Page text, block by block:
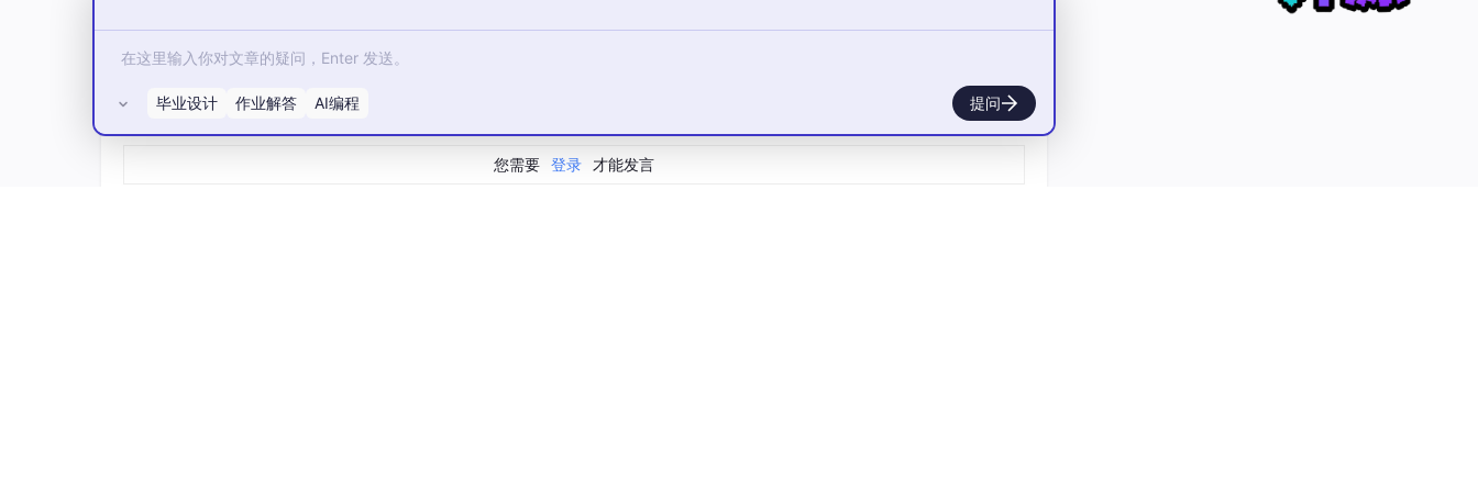
替代品。你脑子得先有东西，它才能帮你倒出来。
结论
如果你是程序员，尤其是如果你已经在用 Cursor、Claude Code 这些 vibe coding 工具，你会发现把 SaySo 加进
来之后，整个人指挥 AI 写代码的流程会顺很多。用了觉得有用再考虑专业版，不合适就当没看到。我觉得每个被文
所有评论(0)
您需要 登录 才能发言
毕业设计 作业解答 AI编程 提问